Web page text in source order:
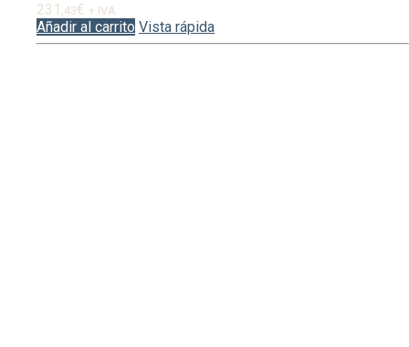
231,43€ + IVA
Añadir al carrito Vista rápida